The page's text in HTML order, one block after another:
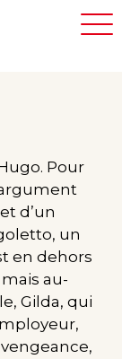
Pour
d’un
un
en dehors
au-
Gilda, qui